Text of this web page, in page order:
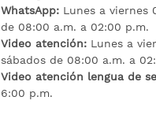
WhatsApp: Lunes a viernes
de 08:00 a.m. a 02:00 p.m.
Video atención: Lunes a
sábados de 08:00 a.m. a
Video atención lengua de
6:00 p.m.